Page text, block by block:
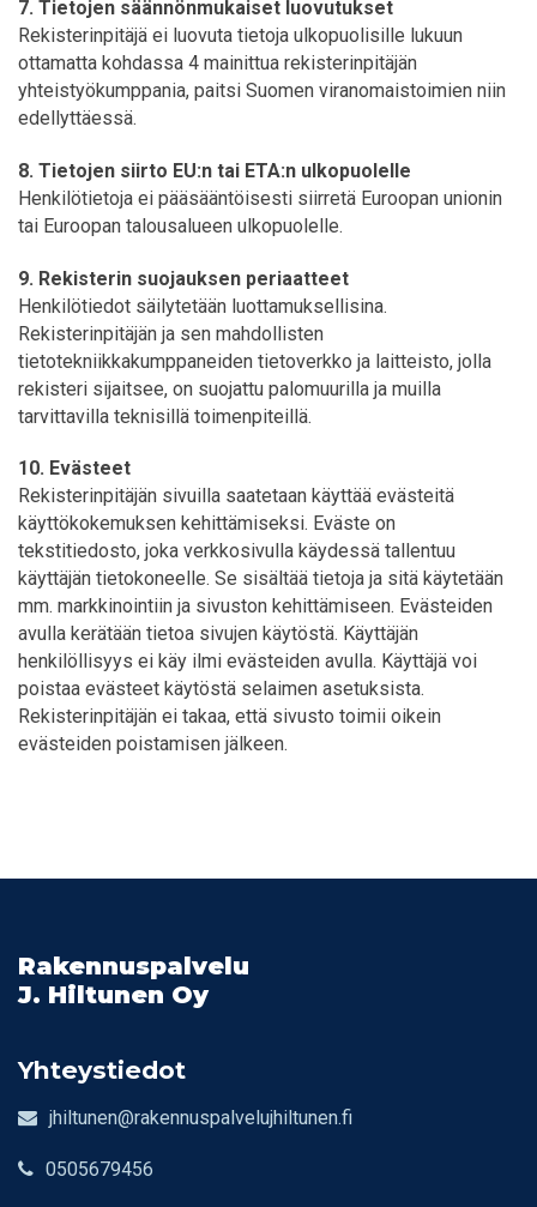
7. Tietojen säännönmukaiset luovutukset
Rekisterinpitäjä ei luovuta tietoja ulkopuolisille lukuun
ottamatta kohdassa 4 mainittua rekisterinpitäjän
yhteistyökumppania, paitsi Suomen viranomaistoimien niin
edellyttäessä.
8. Tietojen siirto EU:n tai ETA:n ulkopuolelle
Henkilötietoja ei pääsääntöisesti siirretä Euroopan unionin
tai Euroopan talousalueen ulkopuolelle.
9. Rekisterin suojauksen periaatteet
Henkilötiedot säilytetään luottamuksellisina.
Rekisterinpitäjän ja sen mahdollisten
tietotekniikkakumppaneiden tietoverkko ja laitteisto, jolla
rekisteri sijaitsee, on suojattu palomuurilla ja muilla
tarvittavilla teknisillä toimenpiteillä.
10. Evästeet
Rekisterinpitäjän sivuilla saatetaan käyttää evästeitä
käyttökokemuksen kehittämiseksi. Eväste on
tekstitiedosto, joka verkkosivulla käydessä tallentuu
käyttäjän tietokoneelle. Se sisältää tietoja ja sitä käytetään
mm. markkinointiin ja sivuston kehittämiseen. Evästeiden
avulla kerätään tietoa sivujen käytöstä. Käyttäjän
henkilöllisyys ei käy ilmi evästeiden avulla. Käyttäjä voi
poistaa evästeet käytöstä selaimen asetuksista.
Rekisterinpitäjän ei takaa, että sivusto toimii oikein
evästeiden poistamisen jälkeen.
Rakennuspalvelu
J. Hiltunen Oy
Yhteystiedot
jhiltunen@rakennuspalvelujhiltunen.fi
0505679456